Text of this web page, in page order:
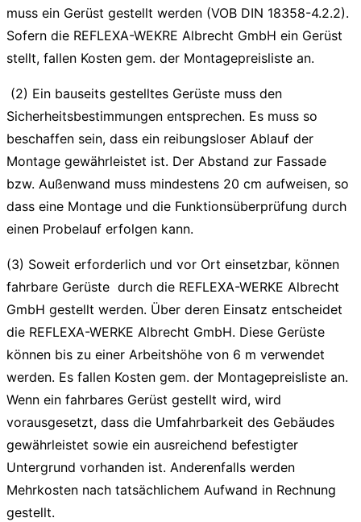
muss ein Gerüst gestellt werden (VOB DIN 18358-4.2.2).
Sofern die REFLEXA-WEKRE Albrecht GmbH ein Gerüst
stellt, fallen Kosten gem. der Montagepreisliste an.
(2) Ein bauseits gestelltes Gerüste muss den
Sicherheitsbestimmungen entsprechen. Es muss so
beschaffen sein, dass ein reibungsloser Ablauf der
Montage gewährleistet ist. Der Abstand zur Fassade
bzw. Außenwand muss mindestens 20 cm aufweisen, so
dass eine Montage und die Funktionsüberprüfung durch
einen Probelauf erfolgen kann.
(3) Soweit erforderlich und vor Ort einsetzbar, können
fahrbare Gerüste durch die REFLEXA-WERKE Albrecht
GmbH gestellt werden. Über deren Einsatz entscheidet
die REFLEXA-WERKE Albrecht GmbH. Diese Gerüste
können bis zu einer Arbeitshöhe von 6 m verwendet
werden. Es fallen Kosten gem. der Montagepreisliste an.
Wenn ein fahrbares Gerüst gestellt wird, wird
vorausgesetzt, dass die Umfahrbarkeit des Gebäudes
gewährleistet sowie ein ausreichend befestigter
Untergrund vorhanden ist. Anderenfalls werden
Mehrkosten nach tatsächlichem Aufwand in Rechnung
gestellt.